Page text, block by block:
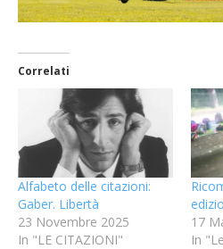
Correlati
Alfabeto delle citazioni:
Gaber. Libertà
23 Novembre 2025
In "LE CITAZIONI"
17
In